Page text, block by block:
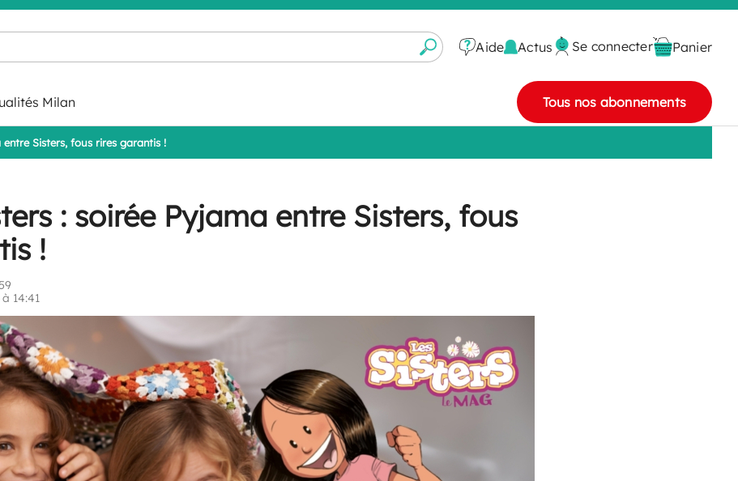
Aide Actus Se connecter Panier
Milan Tous nos abonnements
Sisters, fous rires garantis !
: soirée Pyjama entre Sisters, fous
!
14:41